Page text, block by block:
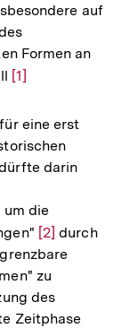
auf
Formen an
Zur
der
Fußnote
[1]
eine erst
darin
die
Zur
Auflösung
der
Fußnote
[2] durch
zu
des
Zeitphase